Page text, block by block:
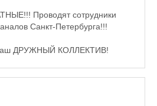
Проводят сотрудники
Санкт-Петербурга!!!
наш ДРУЖНЫЙ КОЛЛЕКТИВ!